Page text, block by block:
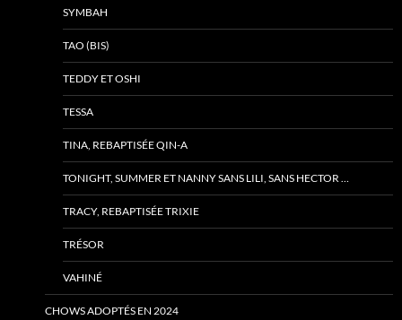
SYMBAH
TAO (BIS)
TEDDY ET OSHI
TESSA
TINA, REBAPTISÉE QIN-A
TONIGHT, SUMMER ET NANNY SANS LILI, SANS HECTOR …
TRACY, REBAPTISÉE TRIXIE
TRÉSOR
VAHINÉ
CHOWS ADOPTÉS EN 2024